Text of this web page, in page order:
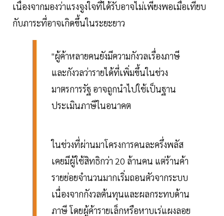
เนื่องจากมองว่าแรงจูงใจที่ได้รับอาจไม่เพียงพอเมื่อเทียบ
กับภาระที่อาจเกิดขึ้นในระยะยาว
"ผู้ค้าหลายคนยังมีความกังวลเรื่องภาษี
และกังวลว่ารายได้ที่เพิ่มขึ้นในช่วง
มาตรการรัฐ อาจถูกนำไปใช้เป็นฐาน
ประเมินภาษีในอนาคต
ในช่วงที่ผ่านมาโครงการคนละครึ่งพลัส
เคยมีผู้ใช้สิทธิกว่า 20 ล้านคน แต่ร้านค้า
รายย่อยจำนวนมากเริ่มถอนตัวจากระบบ
เนื่องจากกังวลต้นทุนและผลกระทบด้าน
ภาษี โดยผู้ค้ารายเล็กหรือหาบเร่แผงลอย